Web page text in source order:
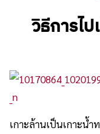
วิธีการไ
เกาะล้านเป็นเกาะน้ำ